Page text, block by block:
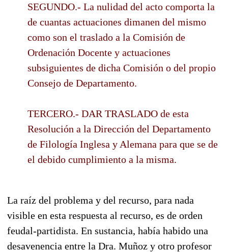
SEGUNDO.- La nulidad del acto comporta la
de cuantas actuaciones dimanen del mismo
como son el traslado a la Comisión de
Ordenación Docente y actuaciones
subsiguientes de dicha Comisión o del propio
Consejo de Departamento.
TERCERO.- DAR TRASLADO de esta
Resolución a la Dirección del Departamento
de Filología Inglesa y Alemana para que se de
el debido cumplimiento a la misma.
La raíz del problema y del recurso, para nada
visible en esta respuesta al recurso, es de orden
feudal-partidista. En sustancia, había habido una
desavenencia entre la Dra. Muñoz y otro profesor